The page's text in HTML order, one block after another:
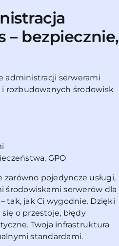
– bezpiecznie,
administracji serwerami
i rozbudowanych środowisk
GPO
zarówno pojedyncze usługi,
środowiskami serwerów dla
tak, jak Ci wygodnie. Dzięki
o przestoje, błędy
Twoja infrastruktura
standardami.